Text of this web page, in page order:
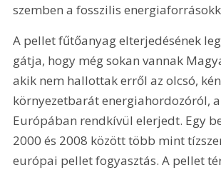
szemben a fosszilis
A pellet fűtőanyag elterjedésének
gátja, hogy még sokan vannak
akik nem hallottak erről az olcsó,
környezetbarát energiahordozóról,
Európában rendkívül elerjedt. Egy
2000 és 2008 között több mint
európai pellet fogyasztás. A pellet